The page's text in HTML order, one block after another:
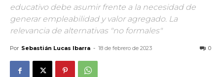
educativo debe asumir frente a la necesidad de
generar empleabilidad y valor agregado. La
relevancia de alternativas "no formales"
Por Sebastián Lucas Ibarra - 18 de febrero de 2023 0